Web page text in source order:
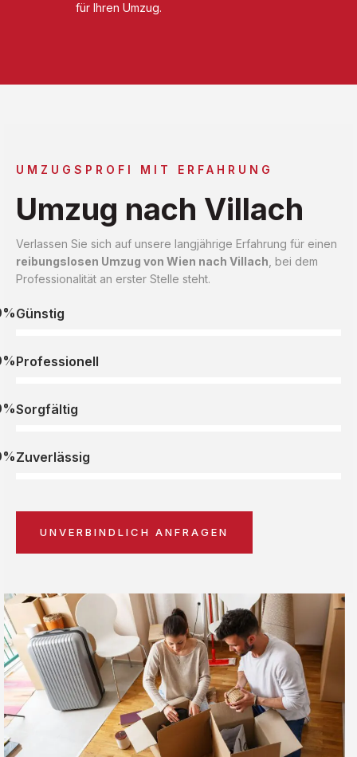
für Ihren Umzug.
UMZUGSPROFI MIT ERFAHRUNG
Umzug nach Villach
Verlassen Sie sich auf unsere langjährige Erfahrung für einen
reibungslosen Umzug von Wien nach Villach , bei dem
Professionalität an erster Stelle steht.
Günstig
Professionell
Sorgfältig
Zuverlässig
UNVERBINDLICH ANFRAGEN